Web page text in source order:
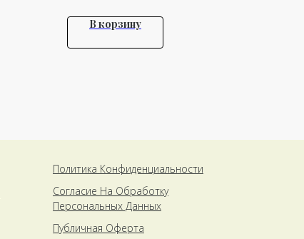
В корзину
Политика Конфиденциальности
Cогласие На Обработку
Персональных Данных
Публичная Оферта